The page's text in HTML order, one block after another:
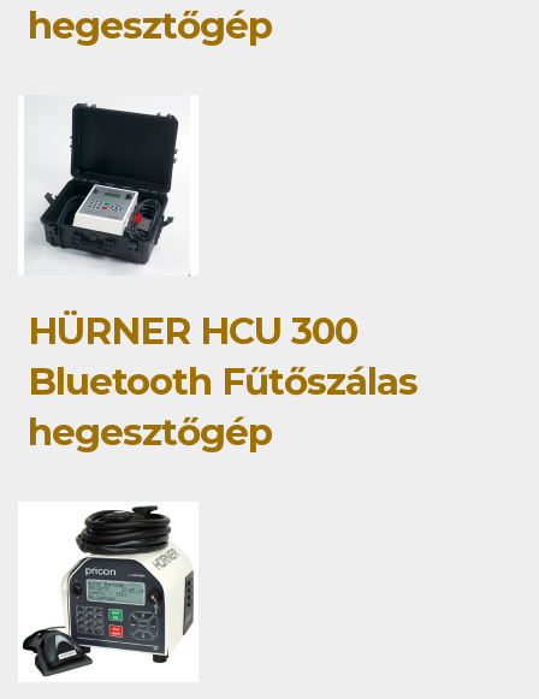
hegesztőgép
HÜRNER HCU 300
Bluetooth Fűtőszálas
hegesztőgép